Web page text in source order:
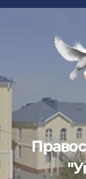
Перейти